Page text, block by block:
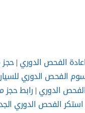
الفحص الدوري|
الفحص الدوري
الدوري|رابط
استكر الفحص الدوري